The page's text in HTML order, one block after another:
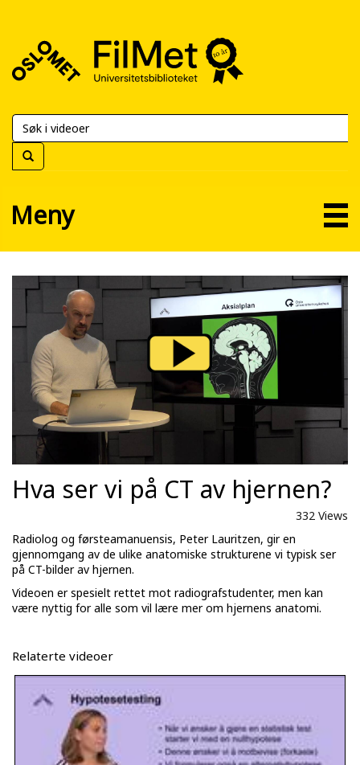
FilMet
Universitetsbiblioteket
Meny
Hva ser vi på CT av hjernen?
332 Views
Radiolog og førsteamanuensis, Peter Lauritzen, gir en
gjennomgang av de ulike anatomiske strukturene vi typisk ser
på CT-bilder av hjernen.
Videoen er spesielt rettet mot radiografstudenter, men kan
være nyttig for alle som vil lære mer om hjernens anatomi.
Relaterte videoer